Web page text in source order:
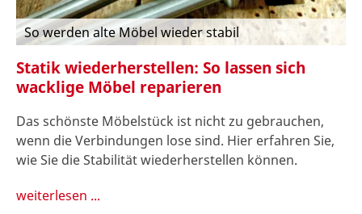
So werden alte Möbel wieder stabil
Statik wiederherstellen: So lassen sich
wacklige Möbel reparieren
Das schönste Möbelstück ist nicht zu gebrauchen,
wenn die Verbindungen lose sind. Hier erfahren Sie,
wie Sie die Stabilität wiederherstellen können.
weiterlesen ...